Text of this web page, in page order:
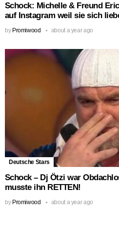
Schock: Michelle & Freund
auf Instagram weil sie sich
by Promiwood about a year ago
Deutsche Stars
Schock – Dj Ötzi war
musste ihn RETTEN!
by Promiwood about a year ago